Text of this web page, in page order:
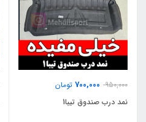
950,000
700,000 تومان
نمد درب صندوق تیبا1